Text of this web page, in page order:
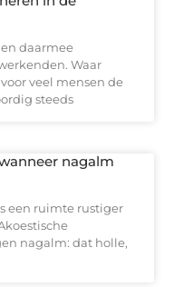
daarmee
Waar
veel mensen de
steeds
nagalm
een ruimte rustiger
nagalm: dat holle,